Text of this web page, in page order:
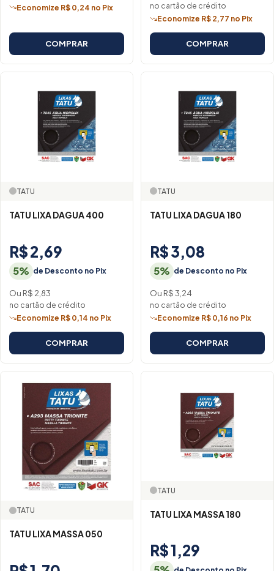
Economize R$ 0,24 no Pix
COMPRAR
no cartão de crédito
Economize R$ 2,77 no Pix
COMPRAR
TATU
TATU LIXA DAGUA 400
R$ 2,69
5% de Desconto no Pix
Ou R$ 2,83
no cartão de crédito
Economize R$ 0,14 no Pix
COMPRAR
TATU
TATU LIXA DAGUA 180
R$ 3,08
5% de Desconto no Pix
Ou R$ 3,24
no cartão de crédito
Economize R$ 0,16 no Pix
COMPRAR
TATU
TATU LIXA MASSA 050
TATU
TATU LIXA MASSA 180
R$ 1,29